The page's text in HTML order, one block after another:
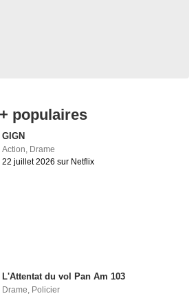
populaires
GIGN
Action, Drame
22 juillet 2026 sur Netflix
L'Attentat du vol Pan Am 103
Drame Policier